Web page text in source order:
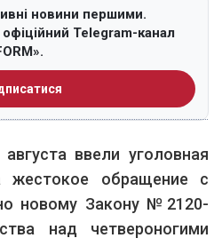
новини першими.
Telegram-канал
ввели уголовная
жестокое обращение с
новому Закону №2120-
над четвероногими